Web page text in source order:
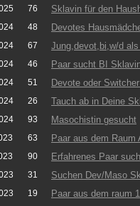
76 Sklavin für den
48 Devotes
67 Jung,devot,bi,w/d
46 Paar sucht BI
51 Devote oder
26 Tauch ab in Deine
93 Masochistin gesucht
63 Paar aus dem
90 Erfahrenes Paar
31 Suchen Dev/Maso
19 Paar aus dem raum